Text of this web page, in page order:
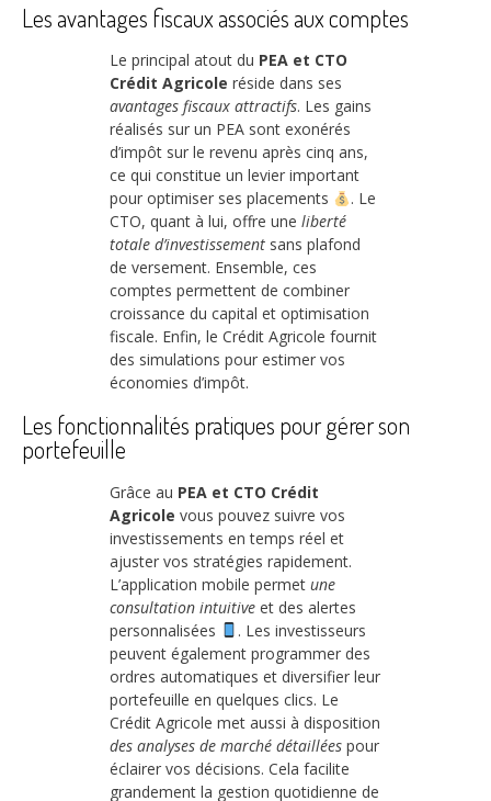
Les avantages fiscaux associés aux comptes
Le principal atout du PEA et CTO
Crédit Agricole réside dans ses
avantages fiscaux attractifs. Les gains
réalisés sur un PEA sont exonérés
d’impôt sur le revenu après cinq ans,
ce qui constitue un levier important
pour optimiser ses placements
. Le
CTO, quant à lui, offre une liberté
totale d’investissement sans plafond
de versement. Ensemble, ces
comptes permettent de combiner
croissance du capital et optimisation
fiscale. Enfin, le Crédit Agricole fournit
des simulations pour estimer vos
économies d’impôt.
Les fonctionnalités pratiques pour gérer son
portefeuille
Grâce au PEA et CTO Crédit
Agricole vous pouvez suivre vos
investissements en temps réel et
ajuster vos stratégies rapidement.
L’application mobile permet une
consultation intuitive et des alertes
personnalisées
. Les investisseurs
peuvent également programmer des
ordres automatiques et diversifier leur
portefeuille en quelques clics. Le
Crédit Agricole met aussi à disposition
des analyses de marché détaillées pour
éclairer vos décisions. Cela facilite
grandement la gestion quotidienne de